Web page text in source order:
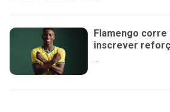
Flamengo
inscrever
...